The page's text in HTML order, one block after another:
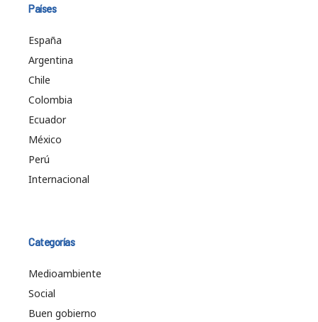
Países
España
Argentina
Chile
Colombia
Ecuador
México
Perú
Internacional
Categorías
Medioambiente
Social
Buen gobierno